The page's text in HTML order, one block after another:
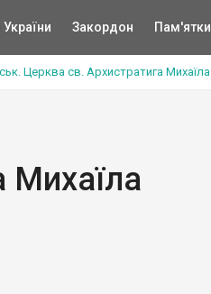
України Закордон Пам'ятки
Церква св. Архистратига Михаїла
Михаїла